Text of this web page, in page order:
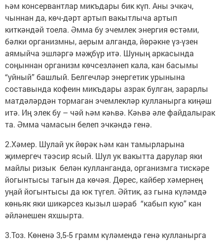
һәм консервантлар микъдары бик күп. Аны эчкәч,
чыннан да, көч-дәрт артып вакытлыча артып
киткәндәй тоела. Әмма бу эчемлек энергия өстәми,
бәлки организмны, аерым алганда, йөрәкне үз-үзен
аямыйча эшләргә мәҗбүр итә. Шуның аркасында
соңыннан организм көчсезләнеп кала, кан басымы
“уйный” башлый. Белгечләр энергетик урынына
составында кофеин микъдары азрак булган, зарарлы
матдәләрдән тормаган эчемлекләр кулланырга киңәш
итә. Иң элек бу – чәй һәм кәһвә. Кәһвә әле файдалырак
та. Әмма чамасын белеп эчкәндә генә.
2.Хәмер. Шулай ук йөрәк һәм кан тамырларына
җимергеч тәэсир ясый. Шул ук вакытта дарулар яки
майлы ризык белән кулланганда, организмга тискәре
йогынтысы тагын да көчәя. Дөрес, кайбер хәмернең
уңай йогынтысы да юк түгел. Әйтик, аз гына күләмдә
көньяк яки шикәрсез кызыл шәраб “кабып кую” кан
әйләнешен яхшырта.
3.Тоз. Көненә 3,5-5 грамм күләмендә генә кулланырга